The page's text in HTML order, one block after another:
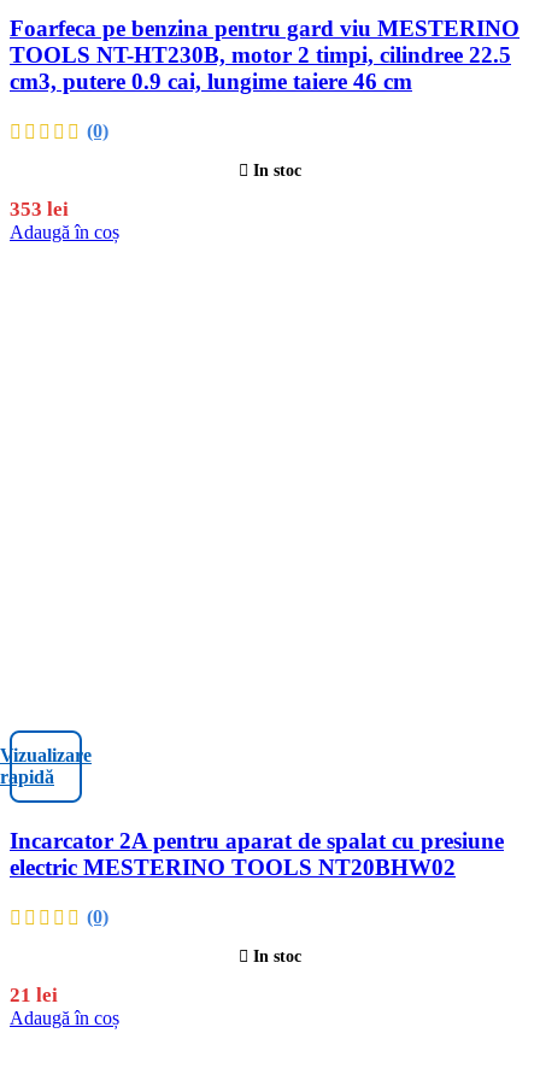
Foarfeca pe benzina pentru gard viu MESTERINO
TOOLS NT-HT230B, motor 2 timpi, cilindree 22.5
cm3, putere 0.9 cai, lungime taiere 46 cm
(0)
In stoc
353 lei
Adaugă în coș
Vizualizare
rapidă
Incarcator 2A pentru aparat de spalat cu presiune
electric MESTERINO TOOLS NT20BHW02
(0)
In stoc
21 lei
Adaugă în coș